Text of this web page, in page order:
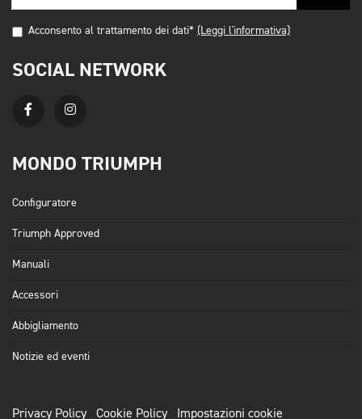
Acconsento al trattamento dei dati* (Leggi l'informativa)
SOCIAL NETWORK
MONDO TRIUMPH
Configuratore
Triumph Approved
Manuali
Accessori
Abbigliamento
Notizie ed eventi
Privacy Policy Cookie Policy Impostazioni cookie